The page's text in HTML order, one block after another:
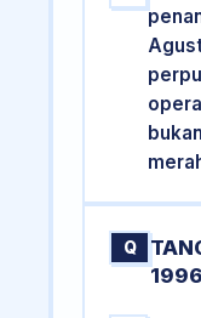
Q